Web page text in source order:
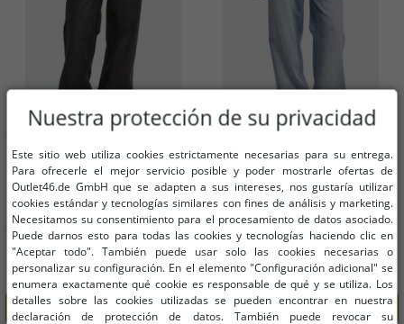
Tallas disponibles
27 28 30
Cómodos vaqueros Karl Kani para
mujer, corte recto, de algodón, color
negro.
PVP:79,95 €* 20,33 €
Añadir al carrito
Tallas disponibles
28 29 30
Vaqueros modernos de mujer Karl
Kani, corte recto, bolsillos con
cremallera, algodón, azul.
PVP:79,95 €* 20,33 €
Añadir al carrito
Nuestra protección de su privacidad
Este sitio web utiliza cookies estrictamente necesarias para su entrega.
Para ofrecerle el mejor servicio posible y poder mostrarle ofertas de
Outlet46.de GmbH que se adapten a sus intereses, nos gustaría utilizar
cookies estándar y tecnologías similares con fines de análisis y marketing.
Necesitamos su consentimiento para el procesamiento de datos asociado.
Puede darnos esto para todas las cookies y tecnologías haciendo clic en
"Aceptar todo". También puede usar solo las cookies necesarias o
personalizar su configuración. En el elemento "Configuración adicional" se
enumera exactamente qué cookie es responsable de qué y se utiliza. Los
detalles sobre las cookies utilizadas se pueden encontrar en nuestra
declaración de protección de datos. También puede revocar su